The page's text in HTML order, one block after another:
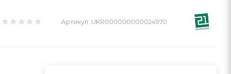
Артикул: UKR000000000024970